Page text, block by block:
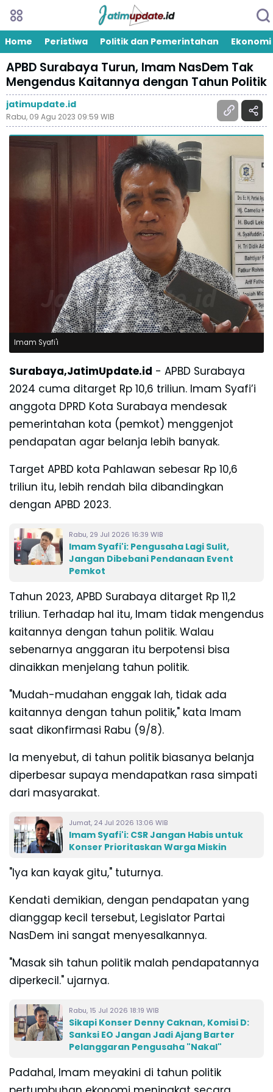
Home Peristiwa Politik dan Pemerintahan Ekonomi
APBD Surabaya Turun, Imam NasDem Tak
Mengendus Kaitannya dengan Tahun Politik
jatimupdate.id
Rabu, 09 Agu 2023 09:59 WIB
Imam Syafi'i
Surabaya,JatimUpdate.id - APBD Surabaya
2024 cuma ditarget Rp 10,6 triliun. Imam Syafi’i
anggota DPRD Kota Surabaya mendesak
pemerintahan kota (pemkot) menggenjot
pendapatan agar belanja lebih banyak.
Target APBD kota Pahlawan sebesar Rp 10,6
triliun itu, lebih rendah bila dibandingkan
dengan APBD 2023.
Rabu, 29 Jul 2026 16:39 WIB
Imam Syafi'i: Pengusaha Lagi Sulit,
Jangan Dibebani Pendanaan Event
Pemkot
Tahun 2023, APBD Surabaya ditarget Rp 11,2
triliun. Terhadap hal itu, Imam tidak mengendus
kaitannya dengan tahun politik. Walau
sebenarnya anggaran itu berpotensi bisa
dinaikkan menjelang tahun politik.
"Mudah-mudahan enggak lah, tidak ada
kaitannya dengan tahun politik," kata Imam
saat dikonfirmasi Rabu (9/8).
Ia menyebut, di tahun politik biasanya belanja
diperbesar supaya mendapatkan rasa simpati
dari masyarakat.
Jumat, 24 Jul 2026 13:06 WIB
Imam Syafi'i: CSR Jangan Habis untuk
Konser Prioritaskan Warga Miskin
"Iya kan kayak gitu," tuturnya.
Kendati demikian, dengan pendapatan yang
dianggap kecil tersebut, Legislator Partai
NasDem ini sangat menyesalkannya.
"Masak sih tahun politik malah pendapatannya
diperkecil." ujarnya.
Rabu, 15 Jul 2026 18:19 WIB
Sikapi Konser Denny Caknan, Komisi D:
Sanksi EO Jangan Jadi Ajang Barter
Pelanggaran Pengusaha "Nakal"
Padahal, Imam meyakini di tahun politik